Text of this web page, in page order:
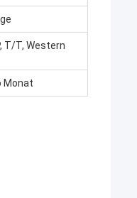
T/T, Western
Monat